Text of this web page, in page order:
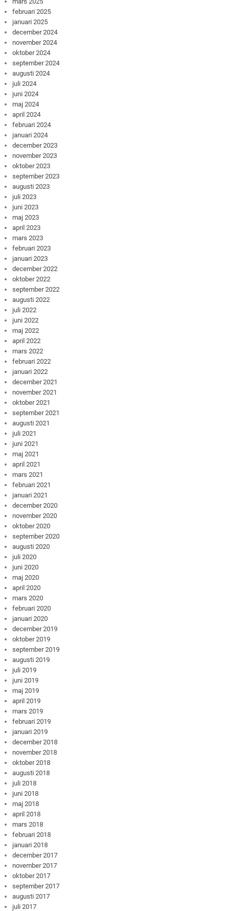
februari 2025
januari 2025
december 2024
november 2024
oktober 2024
september 2024
augusti 2024
juli 2024
juni 2024
maj 2024
april 2024
februari 2024
januari 2024
december 2023
november 2023
oktober 2023
september 2023
augusti 2023
juli 2023
juni 2023
maj 2023
april 2023
mars 2023
februari 2023
januari 2023
december 2022
oktober 2022
september 2022
augusti 2022
juli 2022
juni 2022
maj 2022
april 2022
mars 2022
februari 2022
januari 2022
december 2021
november 2021
oktober 2021
september 2021
augusti 2021
juli 2021
juni 2021
maj 2021
april 2021
mars 2021
februari 2021
januari 2021
december 2020
november 2020
oktober 2020
september 2020
augusti 2020
juli 2020
juni 2020
maj 2020
april 2020
mars 2020
februari 2020
januari 2020
december 2019
oktober 2019
september 2019
augusti 2019
juli 2019
juni 2019
maj 2019
april 2019
mars 2019
februari 2019
januari 2019
december 2018
november 2018
oktober 2018
augusti 2018
juli 2018
juni 2018
maj 2018
april 2018
mars 2018
februari 2018
januari 2018
december 2017
november 2017
oktober 2017
september 2017
augusti 2017
juli 2017